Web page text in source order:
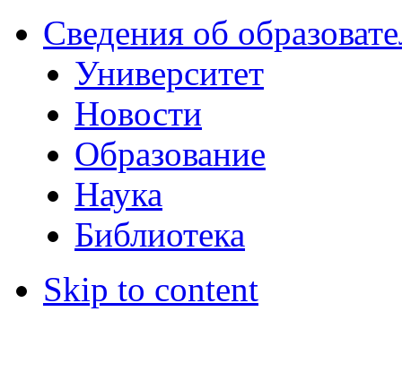
Сведения об
Университет
Новости
Образование
Наука
Библиотека
Skip to content